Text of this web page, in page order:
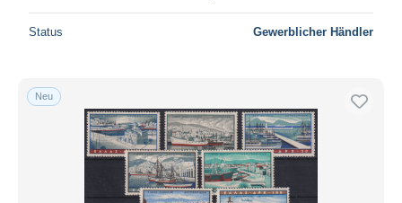
Status Gewerblicher Händler
Neu